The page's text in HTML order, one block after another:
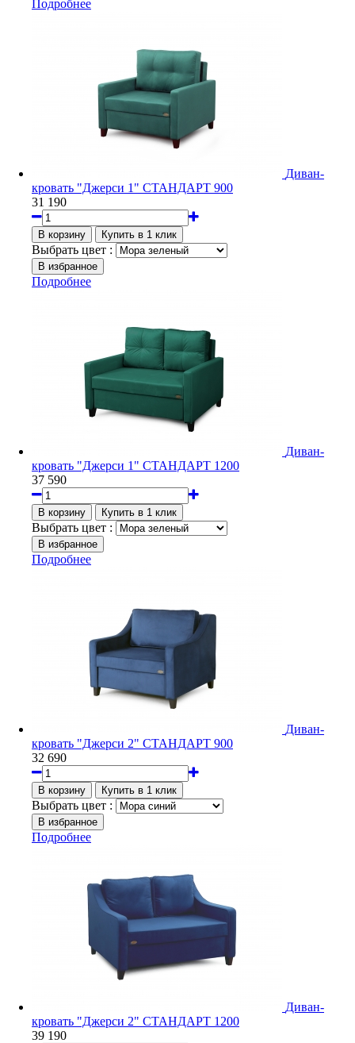
Подробнее
Диван-
кровать "Джерси 1" СТАНДАРТ 900
31 190
Выбрать цвет :
Подробнее
Диван-
кровать "Джерси 1" СТАНДАРТ 1200
37 590
Выбрать цвет :
Подробнее
Диван-
кровать "Джерси 2" СТАНДАРТ 900
32 690
Выбрать цвет :
Подробнее
Диван-
кровать "Джерси 2" СТАНДАРТ 1200
39 190